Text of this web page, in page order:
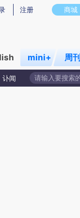
存在偏差。不代表财新观
商城
注册
mini+ 周刊
讣闻